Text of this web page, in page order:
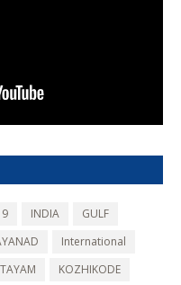
INDIA
GULF
International
KOZHIKODE